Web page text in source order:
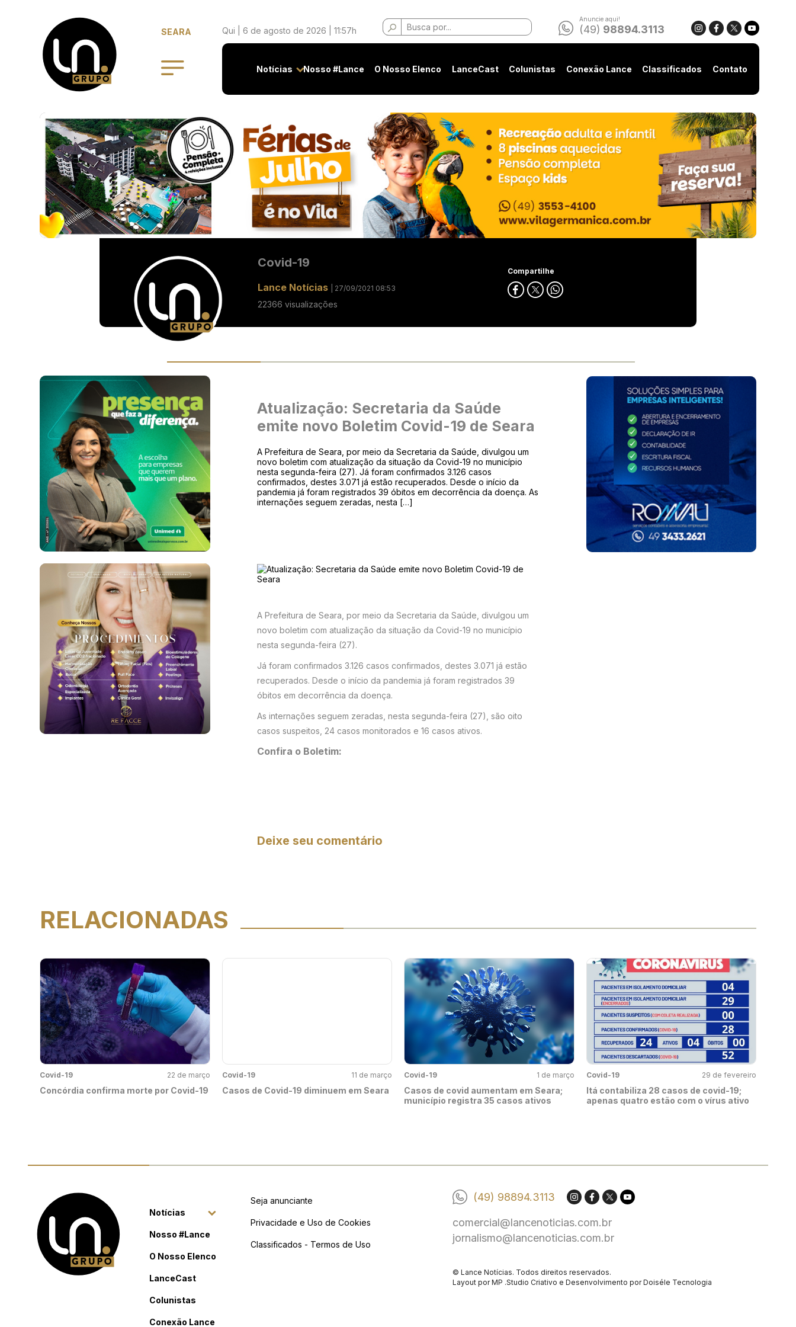
SEARA Qui | 6 de agosto de 2026 | 11:57h
Buscar
por:
Anuncie aqui!
(49) 98894.3113
Notícias Nosso #Lance O Nosso Elenco LanceCast Colunistas Conexão Lance Classificados Contato
Covid-19
Lance Notícias | 27/09/2021 08:53
22366 visualizações
Compartilhe
Atualização: Secretaria da Saúde
emite novo Boletim Covid-19 de Seara
A Prefeitura de Seara, por meio da Secretaria da Saúde, divulgou um
novo boletim com atualização da situação da Covid-19 no município
nesta segunda-feira (27). Já foram confirmados 3.126 casos
confirmados, destes 3.071 já estão recuperados. Desde o início da
pandemia já foram registrados 39 óbitos em decorrência da doença. As
internações seguem zeradas, nesta […]
A Prefeitura de Seara, por meio da Secretaria da Saúde, divulgou um
novo boletim com atualização da situação da Covid-19 no município
nesta segunda-feira (27).
Já foram confirmados 3.126 casos confirmados, destes 3.071 já estão
recuperados. Desde o início da pandemia já foram registrados 39
óbitos em decorrência da doença.
As internações seguem zeradas, nesta segunda-feira (27), são oito
casos suspeitos, 24 casos monitorados e 16 casos ativos.
Confira o Boletim:
Deixe seu comentário
RELACIONADAS
Covid-19 22 de março
Concórdia confirma morte por Covid-19
Covid-19 11 de março
Casos de Covid-19 diminuem em Seara
Covid-19 1 de março
Casos de covid aumentam em Seara;
município registra 35 casos ativos
Covid-19 29 de fevereiro
Itá contabiliza 28 casos de covid-19;
apenas quatro estão com o vírus ativo
Notícias
Nosso #Lance
O Nosso Elenco
LanceCast
Colunistas
Conexão Lance
Seja anunciante
Privacidade e Uso de Cookies
Classificados - Termos de Uso
(49) 98894.3113
comercial@lancenoticias.com.br
jornalismo@lancenoticias.com.br
© Lance Notícias. Todos direitos reservados.
Layout porMP .Studio Criativo e Desenvolvimento porDoiséle Tecnologia